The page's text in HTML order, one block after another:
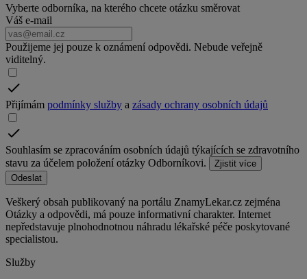
Vyberte odborníka, na kterého chcete otázku směrovat
Váš e-mail
Použijeme jej pouze k oznámení odpovědi. Nebude veřejně
viditelný.
Přijímám podmínky služby a zásady ochrany osobních údajů
Souhlasím se zpracováním osobních údajů týkajících se zdravotního
stavu za účelem položení otázky Odborníkovi.
Zjistit více
Odeslat
Veškerý obsah publikovaný na portálu ZnamyLekar.cz zejména
Otázky a odpovědi, má pouze informativní charakter. Internet
nepředstavuje plnohodnotnou náhradu lékařské péče poskytované
specialistou.
Služby